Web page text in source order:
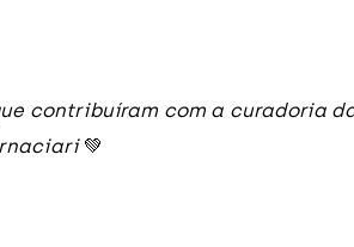
contribuíram com a curadoria
💚